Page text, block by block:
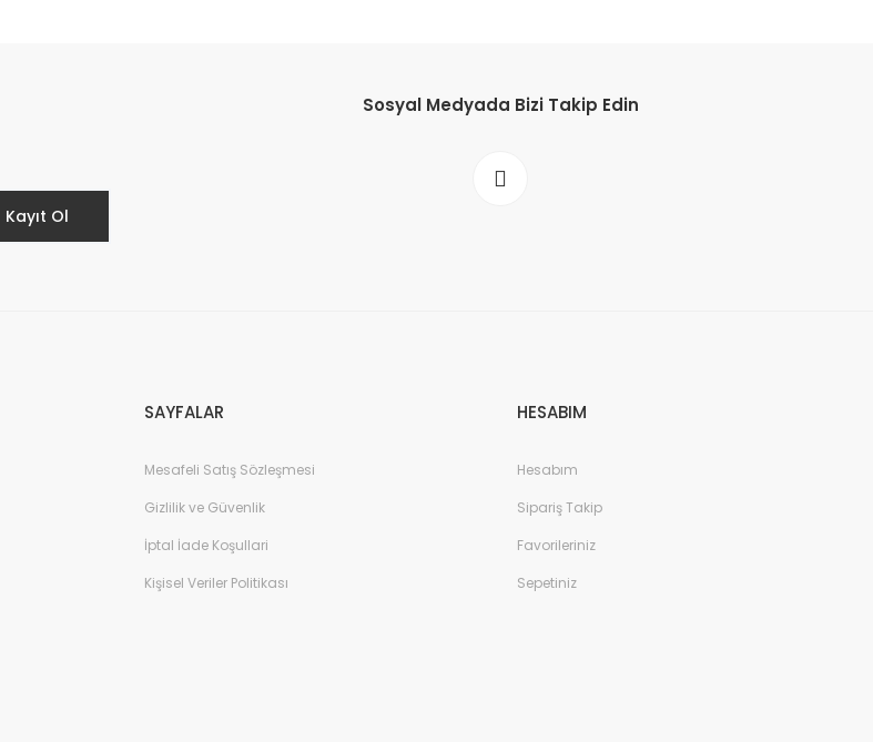
Kayıt Ol
Sosyal Medyada Bizi Takip Edin
SAYFALAR
Mesafeli Satış Sözleşmesi
Gizlilik ve Güvenlik
İptal İade Koşullari
Kişisel Veriler Politikası
HESABIM
Hesabım
Sipariş Takip
Favorileriniz
Sepetiniz